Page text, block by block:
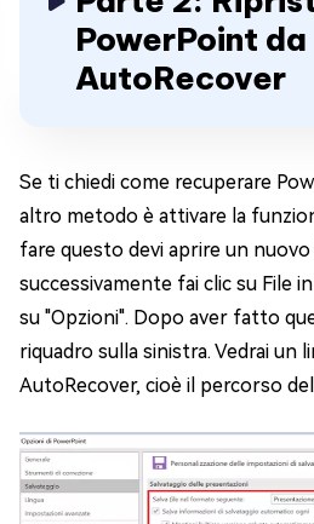
PowerPoint da
AutoRecover
Se ti chiedi come recuperare
altro metodo è attivare la
fare questo devi aprire un
successivamente fai clic su File
su "Opzioni". Dopo aver fatto
riquadro sulla sinistra. Vedrai un
AutoRecover, cioè il percorso